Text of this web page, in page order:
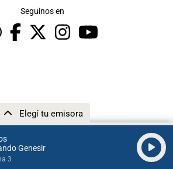
Genesir
3
Elegí tu emisora
Seguinos en